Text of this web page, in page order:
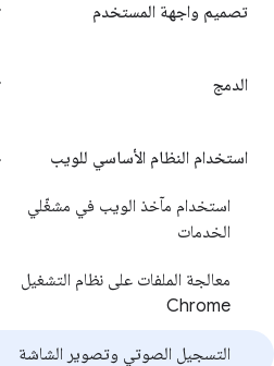
تصميم واجهة المستخدم
الدمج
استخدام النظام الأساسي للويب
استخدام مآخذ الويب في مشغّلي
الخدمات
معالجة الملفات على نظام التشغيل
Chrome
التسجيل الصوتي وتصوير الشاشة